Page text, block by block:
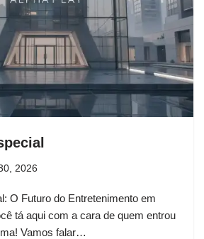
2026
O Futuro do Entretenimento em
tá aqui com a cara de quem entrou
Vamos falar…